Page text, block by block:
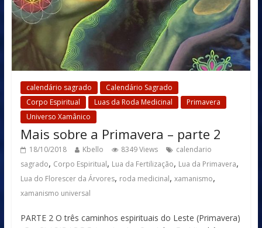
calendário sagrado
Calendário Sagrado
Corpo Espiritual
Luas da Roda Medicinal
Primavera
Universo Xamânico
Mais sobre a Primavera – parte 2
18/10/2018 Kbello 8349 Views
calendario
sagrado, Corpo Espiritual, Lua da Fertilização, Lua da Primavera,
Lua do Florescer da Árvores, roda medicinal, xamanismo,
xamanismo universal
PARTE 2 O três caminhos espirituais do Leste (Primavera)